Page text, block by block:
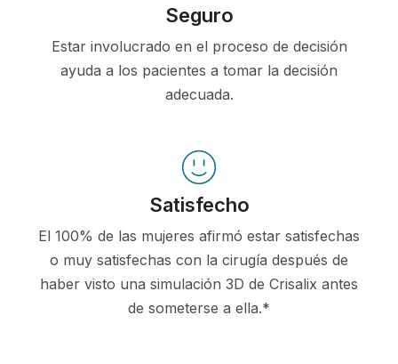
Seguro
Estar involucrado en el proceso de decisión
ayuda a los pacientes a tomar la decisión
adecuada.
Satisfecho
El 100% de las mujeres afirmó estar satisfechas
o muy satisfechas con la cirugía después de
haber visto una simulación 3D de Crisalix antes
de someterse a ella.*